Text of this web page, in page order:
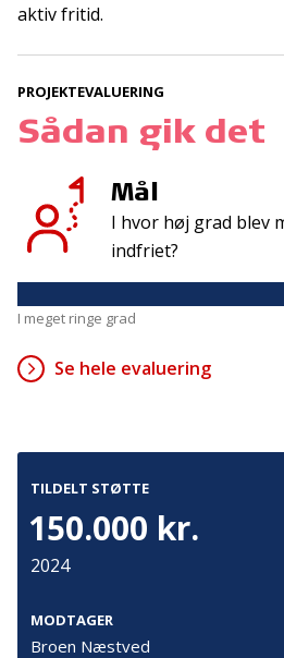
aktiv fritid.
PROJEKTEVALUERING
Sådan gik det
Mål
I hvor høj grad blev
indfriet?
I meget ringe grad
Se hele evaluering
TILDELT STØTTE
150.000 kr.
2024
MODTAGER
Broen Næstved
De seneste nyheder om
Tilmeld
Kontakt
TrygFonden
T:45 26 08 26
Fakturering
Kontakt os
Presse
Persondata